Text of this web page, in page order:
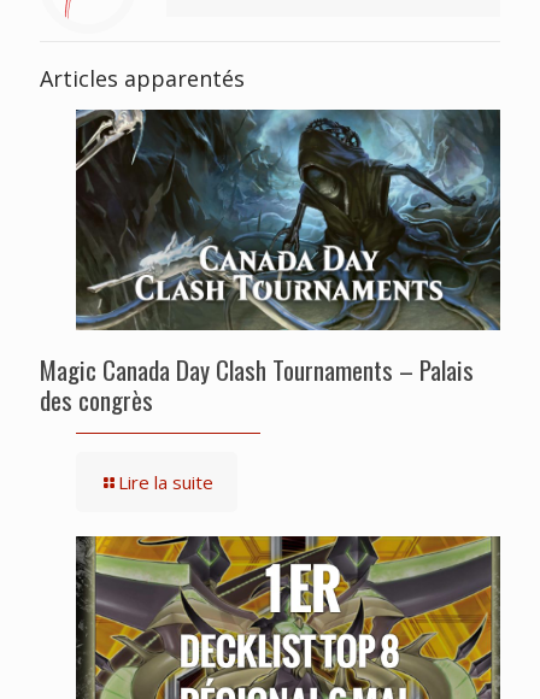
Articles apparentés
Magic Canada Day Clash Tournaments – Palais
des congrès
Lire la suite